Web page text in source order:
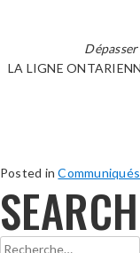
Dépasser
LA LIGNE
Posted in
SEARCH
Rechercher :